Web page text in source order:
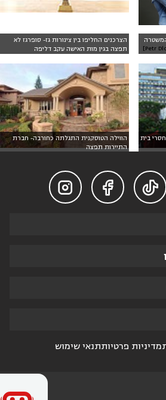
הצרכנים החליפו בין צינורות גז- סופרגז לא
תפצה בגין מות האישה עקב דליפה
בית
הווילה הטוסקנית התגלתה כחורבה- חברת
התיירות תפצה



מדיניות פרטיותתנאי שימוש